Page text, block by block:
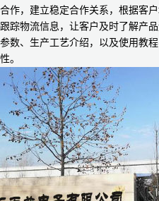
作，建立稳定合作关系，根据客
踪物流信息，让客户及时了解产
数、生产工艺介绍，以及使用教
。